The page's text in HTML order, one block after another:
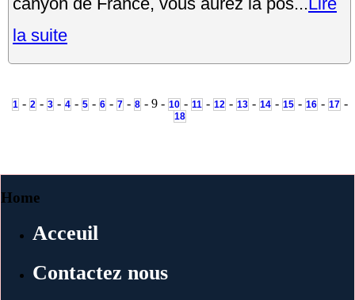
la suite
1 - 2 - 3 - 4 - 5 - 6 - 7 - 8 - 9 - 10 - 11 - 12 - 13 - 14 - 15 - 16 - 17 -
18
Home
Acceuil
Contactez nous